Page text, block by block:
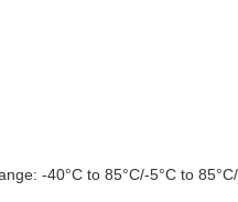
-40°C to 85°C/-5°C to